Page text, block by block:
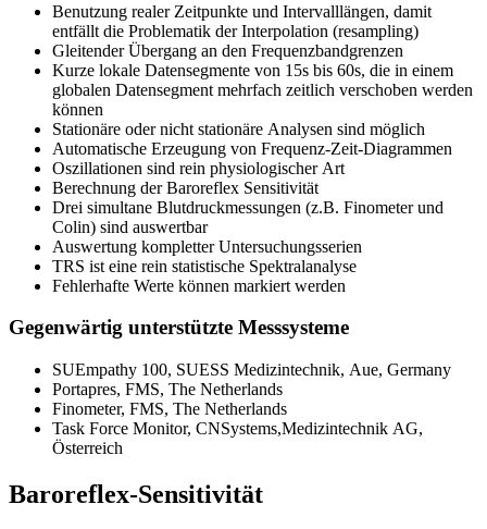
Benutzung realer Zeitpunkte und Intervalllängen, damit
entfällt die Problematik der Interpolation (resampling)
Gleitender Übergang an den Frequenzbandgrenzen
Kurze lokale Datensegmente von 15s bis 60s, die in einem
globalen Datensegment mehrfach zeitlich verschoben werden
können
Stationäre oder nicht stationäre Analysen sind möglich
Automatische Erzeugung von Frequenz-Zeit-Diagrammen
Oszillationen sind rein physiologischer Art
Berechnung der Baroreflex Sensitivität
Drei simultane Blutdruckmessungen (z.B. Finometer und
Colin) sind auswertbar
Auswertung kompletter Untersuchungsserien
TRS ist eine rein statistische Spektralanalyse
Fehlerhafte Werte können markiert werden
Gegenwärtig unterstützte Messsysteme
SUEmpathy 100, SUESS Medizintechnik, Aue, Germany
Portapres, FMS, The Netherlands
Finometer, FMS, The Netherlands
Task Force Monitor, CNSystems,Medizintechnik AG,
Österreich
Baroreflex-Sensitivität